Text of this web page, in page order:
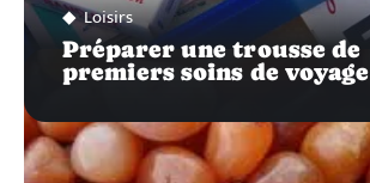
Loisirs
Préparer une trousse de
premiers soins de voyage